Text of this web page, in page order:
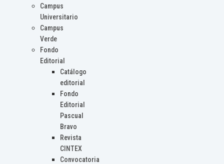
Campus
Universitario
Campus
Verde
Fondo
Editorial
Catálogo
editorial
Fondo
Editorial
Pascual
Bravo
Revista
CINTEX
Convocatoria